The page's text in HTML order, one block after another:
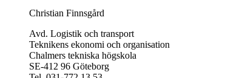
Christian Finnsgård
Avd. Logistik och transport
Teknikens ekonomi och organisation
Chalmers tekniska högskola
SE-412 96 Göteborg